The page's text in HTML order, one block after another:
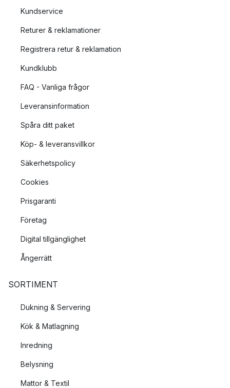
Kundservice
Returer & reklamationer
Registrera retur & reklamation
Kundklubb
FAQ - Vanliga frågor
Leveransinformation
Spåra ditt paket
Köp- & leveransvillkor
Säkerhetspolicy
Cookies
Prisgaranti
Företag
Digital tillgänglighet
Ångerrätt
SORTIMENT
Dukning & Servering
Kök & Matlagning
Inredning
Belysning
Mattor & Textil